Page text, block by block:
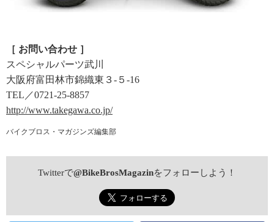
［ お問い合わせ ］
スペシャルパーツ武川
大阪府富田林市錦織東３-５-16
TEL／0721-25-8857
http://www.takegawa.co.jp/
バイクブロス・マガジンズ編集部
Twitterで@BikeBrosMagazinをフォローしよう！